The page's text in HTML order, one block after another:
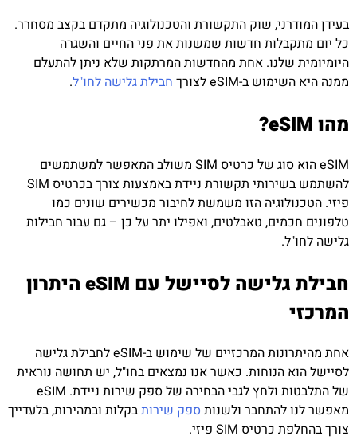
בעידן המודרני, שוק התקשורת והטכנולוגיה מתקדם בקצב מסחרר.
כל יום מתקבלות חדשות שמשנות את פני החיים והשגרה
היומיומית שלנו. אחת מהחדשות המרתקות שלא ניתן להתעלם
ממנה היא השימוש ב-eSIM לצורך
חבילת גלישה לחו"ל.
מהו eSIM?
eSIM הוא סוג של כרטיס SIM משולב המאפשר למשתמשים
להשתמש בשירותי תקשורת ניידת באמצעות צורך בכרטיס SIM
פיזי. הטכנולוגיה הזו משמשת לחיבור מכשירים שונים כמו
טלפונים חכמים, טאבלטים, ואפילו יתר על כן – גם עבור חבילות
גלישה לחו"ל.
חבילת גלישה לסיישל עם eSIM היתרון
המרכזי
אחת מהיתרונות המרכזיים של שימוש ב-eSIM לחבילת גלישה
לסיישל הוא הנוחות. כאשר אנו נמצאים בחו"ל, יש תחושה נוראית
של התלבטות ולחץ לגבי הבחירה של ספק שירות ניידת. eSIM
מאפשר לנו להתחבר ולשנות ספק שירותבקלות ובמהירות, בלעדייך
צורך בהחלפת כרטיס SIM פיזי.